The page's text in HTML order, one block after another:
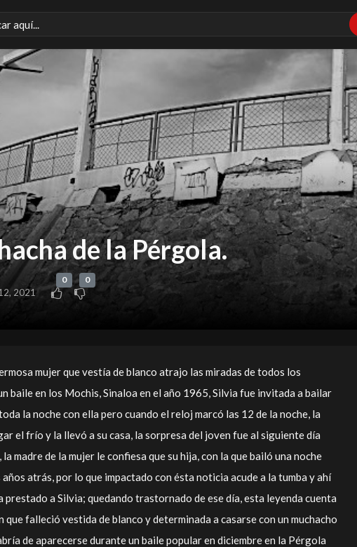
de la Pérgola.
2021
0 0
mujer que vestía de blanco atrajo las miradas de todos los
baile en los Mochis, Sinaloa en el año 1965, Silvia fue invitada a bailar
la noche con ella pero cuando el reloj marcó las 12 de la noche, la
el frío y la llevó a su casa, la sorpresa del joven fue al siguiente día
madre de la mujer le confiesa que su hija, con la que bailó una noche
atrás, por lo que impactado con ésta noticia acude a la tumba y ahí
prestado a Silvia; quedando trastornado de ese día, esta leyenda cuenta
falleció vestida de blanco y determinada a casarse con un muchacho
de aparecerse durante un baile popular en diciembre en la Pérgola